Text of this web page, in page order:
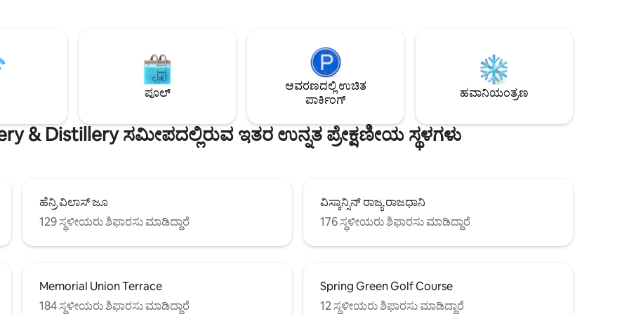
ವೆಬರ್ ಗ್ರಿಲ್, ಫೈರ್‌ಪ್ಲೇಸ್
ಸ್ಟವ್. ಹತ್ತಿರದ ರಿವರ್ ಐಲ್ಯಾಂಡ್ಸ್
ಹೈಕಿಂಗ್‌ಗೆ ದಿನದ ಟ್ರಿಪ್‌ಗಳ ಬಗ್ಗೆ ನಮ್ಮನ್ನು
ನಗರವನ್ನು ಅನ್ವೇಷಿಸಿ ಮತ್ತು ಸಂಜೆಗಳಲ್ಲಿ ಬೆಂಕಿಯ ಬಳಿ
ಮಾರ್ಷ್‌ಮಾಲೋಗಳನ್ನು ಗ್ರಿಲ್ ಮಾಡಿ ಅಥವಾ
ಹುರಿಯಿರಿ. ಪ್ಯಾಡಲ್‌ಬೋರ್ಡ್‌ಗಳನ್ನು ಸೇರಿಸಲಾಗಿದೆ.
ಬೆಚ್ಚಗಿನ ತಿಂಗಳುಗಳಲ್ಲಿ ಪಾಂಟೂನ್ ಬಾಡಿಗೆ ಲಭ್ಯವಿದೆ.
ಕಿಚನ್ ಟಾಪ್‌ಗಳೊಂದಿಗೆ ಎರಡು ಅಂತಸ್ತಿನ ಅಗ್ಗಿಷ್ಟಿಕೆ,
ಹೊರಾಂಗಣ ಶವರ್‌ಗಾಗಿ ಹಿಂಭಾಗದ ಡೆಕ್‌ಗೆ
ಬಾಗಿಲುಗಳು ತೆರೆಯುತ್ತವೆ. ರೋಲಿಂಗ್
ಹುಲ್ಲುಗಾವಲುಗಳು ಮತ್ತು ಕಾಡುಗಳನ್ನು ನೋಡುತ್ತಿರುವ
ಸುಂದರವಾದ ಮುಖಮಂಟಪ.
ಪೂಲ್
ಆವರಣದಲ್ಲಿ ಉಚಿತ
ಪಾರ್ಕಿಂಗ್
ಹವಾನಿಯಂತ್ರಣ
& Distillery ಸಮೀಪದಲ್ಲಿರುವ ಇತರ ಉನ್ನತ ಪ್ರೇಕ್ಷಣೀಯ ಸ್ಥಳಗಳು
ಹೆನ್ರಿ ವಿಲಾಸ್ ಜೂ
129 ಸ್ಥಳೀಯರು ಶಿಫಾರಸು ಮಾಡಿದ್ದಾರೆ
ವಿಸ್ಕಾನ್ಸಿನ್ ರಾಜ್ಯ ರಾಜಧಾನಿ
176 ಸ್ಥಳೀಯರು ಶಿಫಾರಸು ಮಾಡಿದ್ದಾರೆ
Memorial Union Terrace
184 ಸ್ಥಳೀಯರು ಶಿಫಾರಸು ಮಾಡಿದ್ದಾರೆ
Spring Green Golf Course
12 ಸ್ಥಳೀಯರು ಶಿಫಾರಸು ಮಾಡಿದ್ದಾರೆ